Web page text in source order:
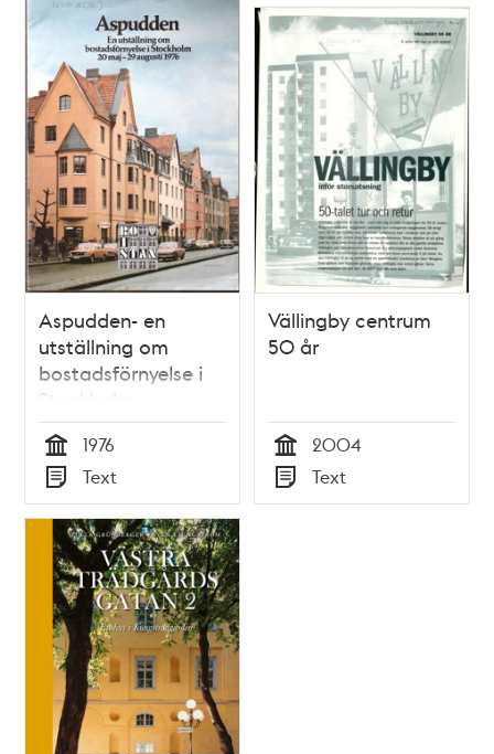
Aspudden- en
utställning om
bostadsförnyelse i
Stockholm
Tid
1976
Typ
Text
Vällingby centrum
50 år
Tid
2004
Typ
Text